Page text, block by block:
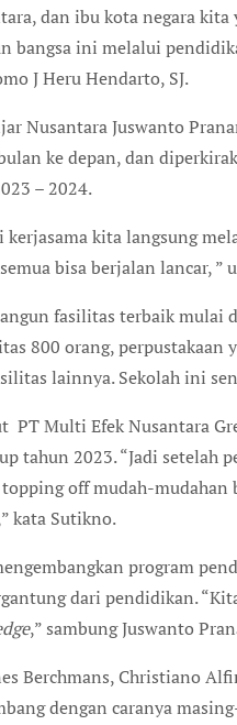
dan ibu kota negara
bangsa ini melalui
J Heru Hendarto, SJ.
Nusantara Juswanto
ke depan, dan
– 2024.
kita langsung
bisa berjalan lancar, ”
fasilitas terbaik mulai
800 orang, perpustakaan
lainnya. Sekolah ini
PT Multi Efek Nusantara
tahun 2023. “Jadi
off mudah-
kata Sutikno.
program
dari pendidikan.
,” sambung Juswanto
Berchmans, Christiano
dengan caranya